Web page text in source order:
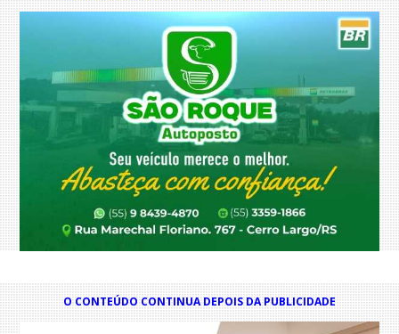
O CONTEÚDO CONTINUA DEPOIS DA PUBLICIDADE